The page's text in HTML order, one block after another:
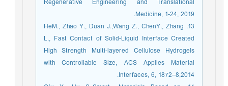
Regenerative Engineering and Translational
Medicine, 1-24, 2019.
13. HeM., Zhao Y., Duan J.,Wang Z., ChenY., Zhang
L., Fast Contact of Solid-Liquid Interface Created
High Strength Multi-layered Cellulose Hydrogels
with Controllable Size, ACS Applies Material
Interfaces, 6, 1872–8,2014.